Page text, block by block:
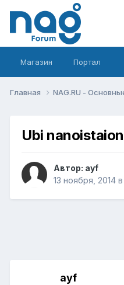
Магазин Портал
Главная NAG.RU -
Ubi
Автор: ayf
13 ноября, 2014 в
ayf